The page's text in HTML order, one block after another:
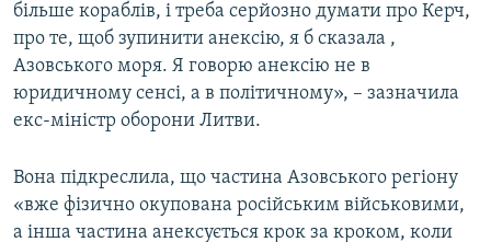
більше кораблів, і треба серйозно думати про Керч,
про те, щоб зупинити анексію, я б сказала ,
Азовського моря. Я говорю анексію не в
юридичному сенсі, а в політичному», – зазначила
екс-міністр оборони Литви.
Вона підкреслила, що частина Азовського регіону
«вже фізично окупована російським військовими,
а інша частина анексується крок за кроком, коли